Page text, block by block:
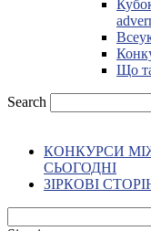
Що
Search
КОНКУРСИ
СЬОГОДНІ
ЗІРКОВІ